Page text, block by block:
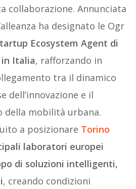
collaborazione. Annunciata
ha designato le Ogr
Ecosystem Agent di
Italia, rafforzando in
tra il dinamico
dell’innovazione e il
della mobilità urbana.
a posizionare Torino
laboratori europei
di soluzioni intelligenti,
, creando condizioni